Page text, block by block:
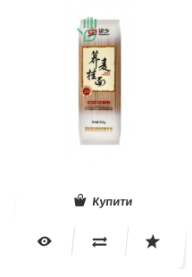
Купити